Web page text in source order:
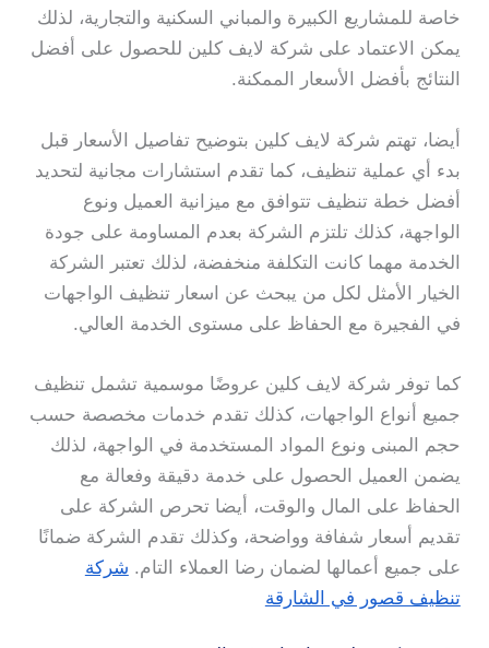
خاصة للمشاريع الكبيرة والمباني السكنية والتجارية، لذلك
يمكن الاعتماد على شركة لايف كلين للحصول على أفضل
النتائج بأفضل الأسعار الممكنة.
أيضا، تهتم شركة لايف كلين بتوضيح تفاصيل الأسعار قبل
بدء أي عملية تنظيف، كما تقدم استشارات مجانية لتحديد
أفضل خطة تنظيف تتوافق مع ميزانية العميل ونوع
الواجهة، كذلك تلتزم الشركة بعدم المساومة على جودة
الخدمة مهما كانت التكلفة منخفضة، لذلك تعتبر الشركة
الخيار الأمثل لكل من يبحث عن اسعار تنظيف الواجهات
في الفجيرة مع الحفاظ على مستوى الخدمة العالي.
كما توفر شركة لايف كلين عروضًا موسمية تشمل تنظيف
جميع أنواع الواجهات، كذلك تقدم خدمات مخصصة حسب
حجم المبنى ونوع المواد المستخدمة في الواجهة، لذلك
يضمن العميل الحصول على خدمة دقيقة وفعالة مع
الحفاظ على المال والوقت، أيضا تحرص الشركة على
تقديم أسعار شفافة وواضحة، وكذلك تقدم الشركة ضمانًا
على جميع أعمالها لضمان رضا العملاء التام. شركة
تنظيف قصور في الشارقة